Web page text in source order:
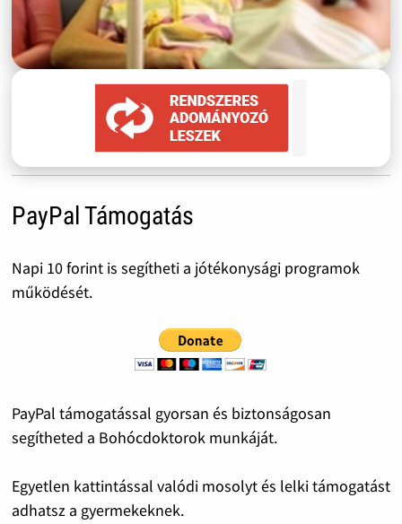
PayPal Támogatás
Napi 10 forint is segítheti a jótékonysági programok
működését.
PayPal támogatással gyorsan és biztonságosan
segítheted a Bohócdoktorok munkáját.
Egyetlen kattintással valódi mosolyt és lelki támogatást
adhatsz a gyermekeknek.